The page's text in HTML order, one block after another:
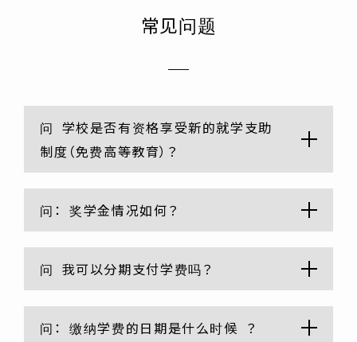
常见问题
问 学校是否有资格享受新的就学支助
制度（免费高等教育）？
问： 奖学金情况如何？
问 我可以分期支付学费吗？
问： 缴纳学费的日期是什么时候 ？